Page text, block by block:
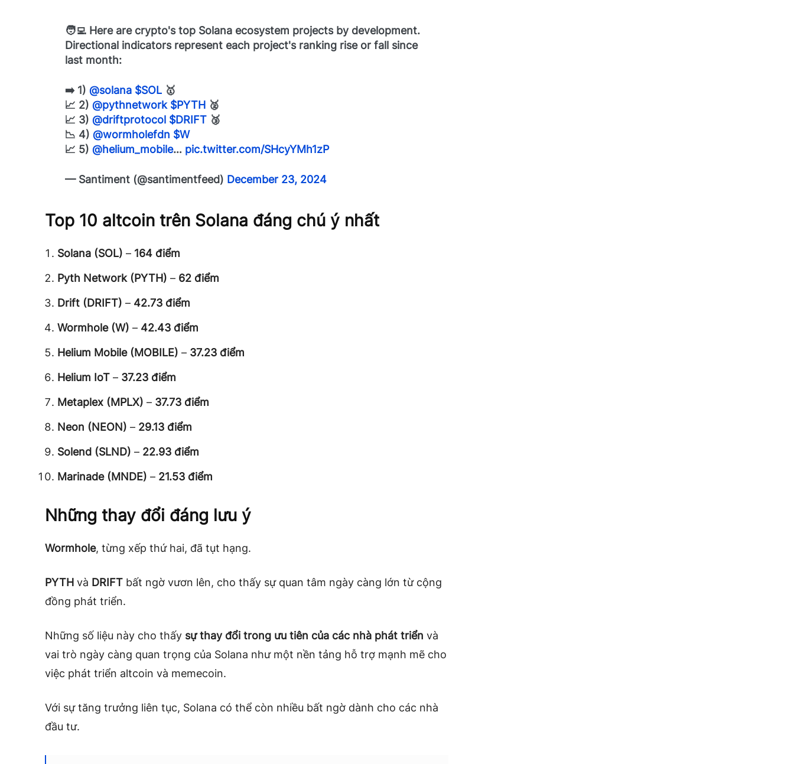
🧑‍💻 Here are crypto's top Solana ecosystem projects by development.
Directional indicators represent each project's ranking rise or fall since
last month:
➡️ 1) @solana $SOL 🥇
📈 2) @pythnetwork $PYTH 🥈
📈 3) @driftprotocol $DRIFT 🥉
📉 4) @wormholefdn $W
📈 5) @helium_mobile… pic.twitter.com/SHcyYMh1zP
— Santiment (@santimentfeed) December 23, 2024
Top 10 altcoin trên Solana đáng chú ý nhất
Solana (SOL) – 164 điểm
Pyth Network (PYTH) – 62 điểm
Drift (DRIFT) – 42.73 điểm
Wormhole (W) – 42.43 điểm
Helium Mobile (MOBILE) – 37.23 điểm
Helium IoT – 37.23 điểm
Metaplex (MPLX) – 37.73 điểm
Neon (NEON) – 29.13 điểm
Solend (SLND) – 22.93 điểm
Marinade (MNDE) – 21.53 điểm
Những thay đổi đáng lưu ý
Wormhole, từng xếp thứ hai, đã tụt hạng.
PYTH và DRIFT bất ngờ vươn lên, cho thấy sự quan tâm ngày càng lớn từ cộng
đồng phát triển.
Những số liệu này cho thấy sự thay đổi trong ưu tiên của các nhà phát triển và
vai trò ngày càng quan trọng của Solana như một nền tảng hỗ trợ mạnh mẽ cho
việc phát triển altcoin và memecoin.
Với sự tăng trưởng liên tục, Solana có thể còn nhiều bất ngờ dành cho các nhà
đầu tư.